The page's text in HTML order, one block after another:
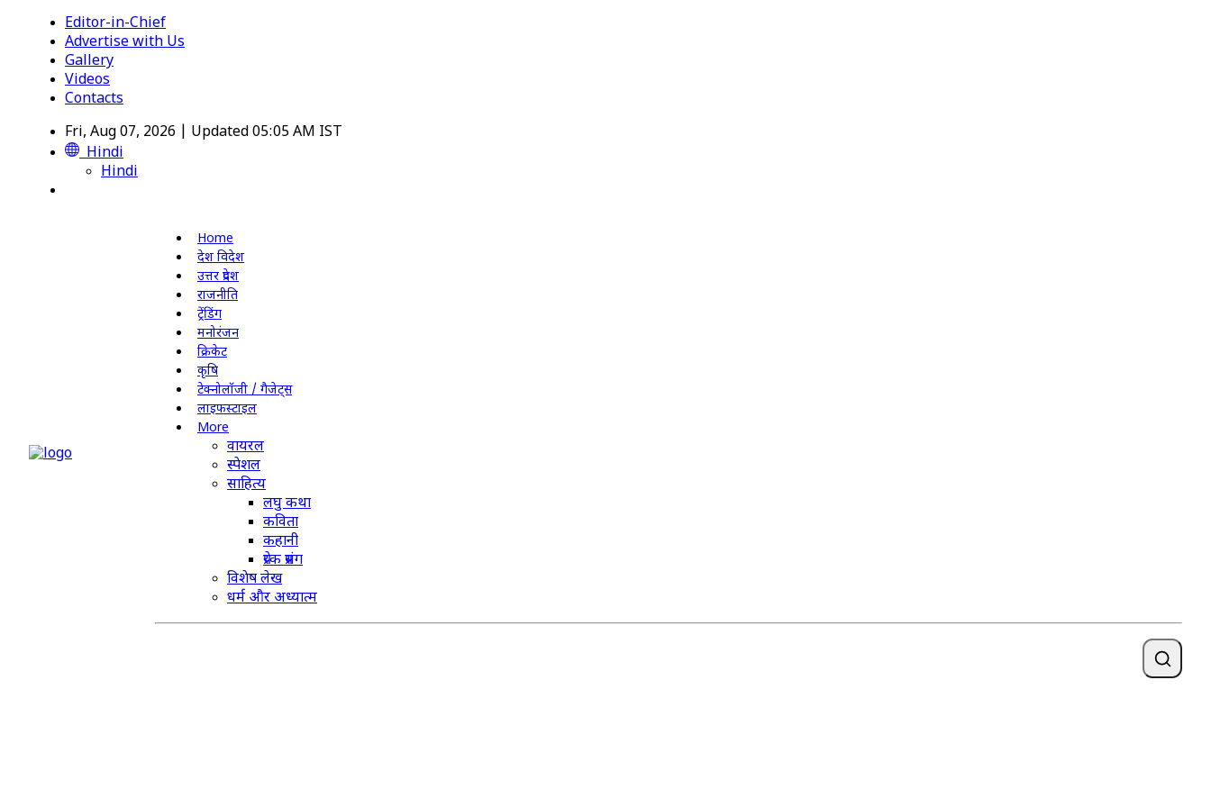
Editor-in-Chief
Advertise with Us
Gallery
Videos
Contacts
Fri, Aug 07, 2026 | Updated 05:05 AM IST
Hindi
Hindi
Home
देश विदेश
उत्तर प्रदेश
राजनीति
ट्रेंडिंग
मनोरंजन
क्रिकेट
कृषि
टेक्नोलॉजी / गैजेट्स
लाइफस्टाइल
More
वायरल
स्पेशल
साहित्य
लघु कथा
कविता
कहानी
प्रेरक प्रसंग
विशेष लेख
धर्म और अध्यात्म